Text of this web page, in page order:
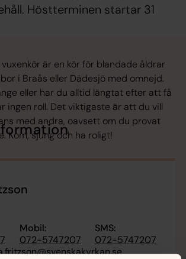
Höstterminen startar 31
är en kör för blandade åldrar
i Braås eller Dädesjö med omnejd.
eller har du alltid längtat efter att få
ingen roll. Det viktigaste är att du vill
med andra, oavsett om du provat
Kom, sjung och ha roligt!
Mobil:
072-5747207
SMS:
072-5747207